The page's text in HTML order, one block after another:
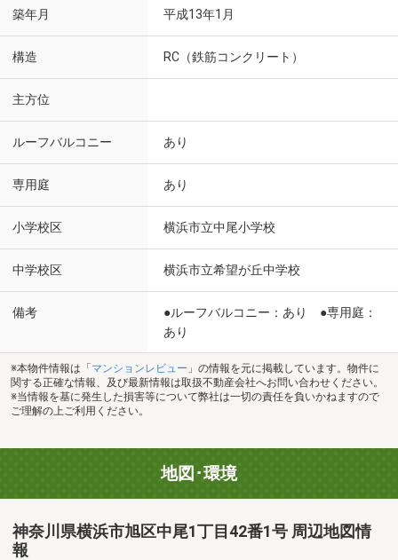
築年月 平成13年1月
構造 RC（鉄筋コンクリート）
主方位
ルーフバルコニー あり
専用庭 あり
小学校区 横浜市立中尾小学校
中学校区 横浜市立希望が丘中学校
備考
●ルーフバルコニー：あり ●専用庭：
あり
※本物件情報は「 マンションレビュー 」の情報を元に掲載しています。物件に
関する正確な情報、及び最新情報は取扱不動産会社へお問い合わせください。
※当情報を基に発生した損害等について弊社は一切の責任を負いかねますので
ご理解の上ご利用ください。
地図･環境
神奈川県横浜市旭区中尾1丁目42番1号 周辺地図情
報